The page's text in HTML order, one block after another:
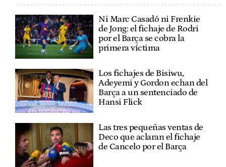
Ni Marc Casadó ni Frenkie
de Jong: el fichaje de Rodri
por el Barça se cobra la
primera víctima
Los fichajes de Bisiwu,
Adeyemi y Gordon echan del
Barça a un sentenciado de
Hansi Flick
Las tres pequeñas ventas de
Deco que aclaran el fichaje
de Cancelo por el Barça